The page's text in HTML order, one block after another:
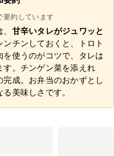
要約しています
甘辛いタレがジュワッと
チンしておくと、トロト
使うのがコツで、タレは
。チンゲン菜を添えれ
完成。お弁当のおかずとし
美味しさです。